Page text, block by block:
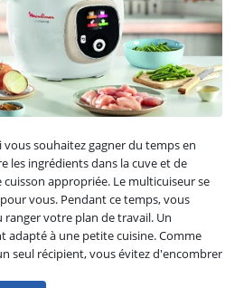
souhaitez gagner du temps en
les ingrédients dans la cuve et de
appropriée. Le multicuiseur se
vous. Pendant ce temps, vous
ranger votre plan de travail. Un
adapté à une petite cuisine. Comme
seul récipient, vous évitez d'encombrer